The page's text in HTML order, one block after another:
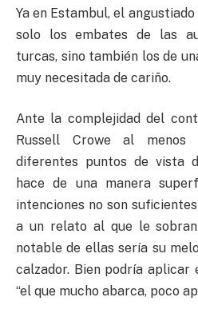
Ya en Estambul, el
solo los embates de las
turcas, sino también los de
muy necesitada de cariño.
Ante la complejidad del
Russell Crowe al
diferentes puntos de vista
hace de una manera
intenciones no son
a un relato al que le
notable de ellas sería su
calzador. Bien podría aplicar
“el que mucho abarca, poco